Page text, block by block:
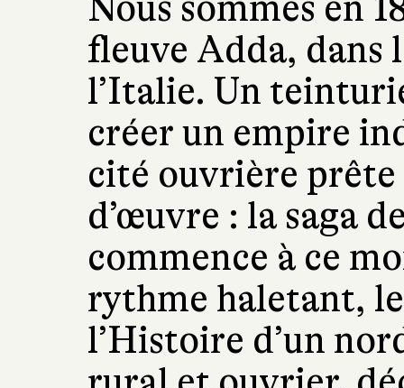
fleuve Adda, dans
l’Italie. Un
créer un empire
cité ouvrière
d’œuvre : la saga
commence à ce
rythme haletant,
l’Histoire d’un